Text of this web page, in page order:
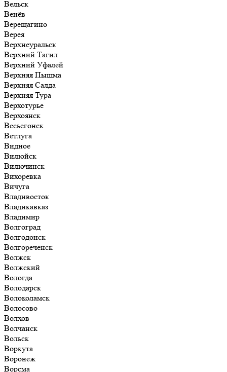
Вельск
Венёв
Верещагино
Верея
Верхнеуральск
Верхний Тагил
Верхний Уфалей
Верхняя Пышма
Верхняя Салда
Верхняя Тура
Верхотурье
Верхоянск
Весьегонск
Ветлуга
Видное
Вилюйск
Вилючинск
Вихоревка
Вичуга
Владивосток
Владикавказ
Владимир
Волгоград
Волгодонск
Волгореченск
Волжск
Волжский
Вологда
Володарск
Волоколамск
Волосово
Волхов
Волчанск
Вольск
Воркута
Воронеж
Ворсма